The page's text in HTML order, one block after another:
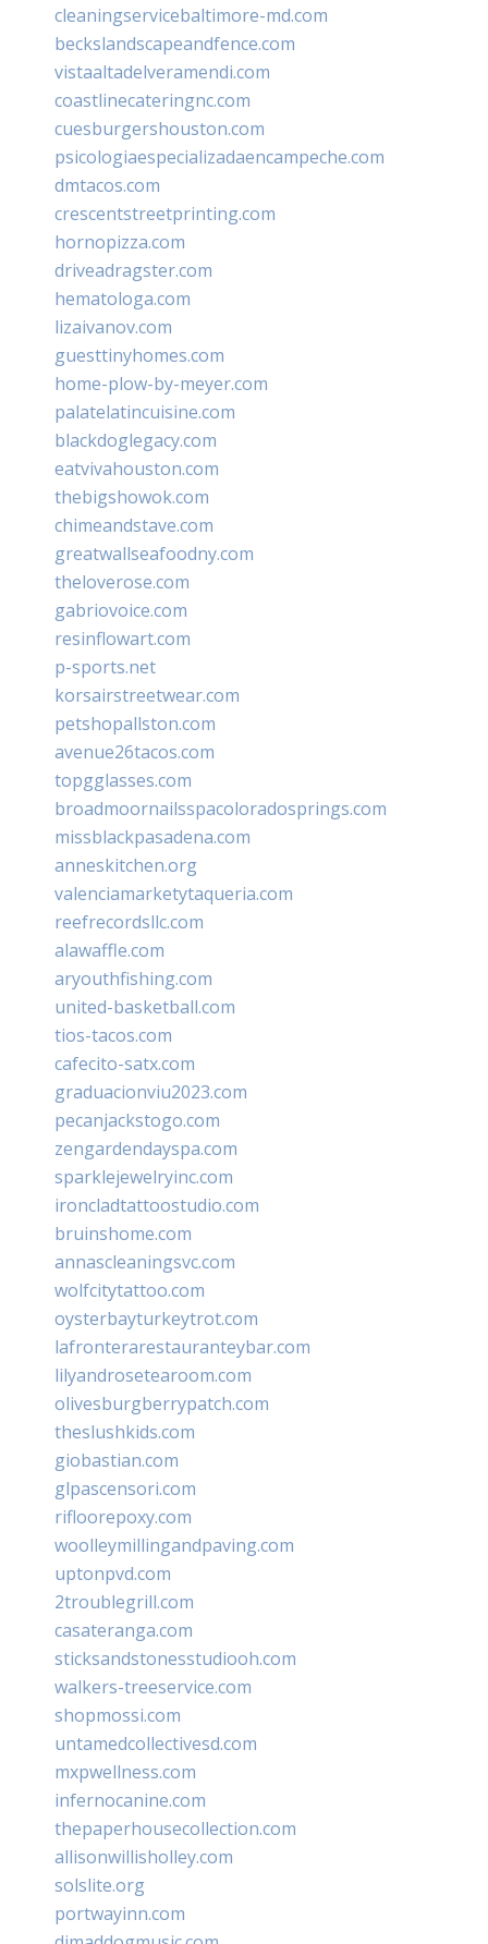
cleaningservicebaltimore-md.com
beckslandscapeandfence.com
vistaaltadelveramendi.com
coastlinecateringnc.com
cuesburgershouston.com
psicologiaespecializadaencampeche.com
dmtacos.com
crescentstreetprinting.com
hornopizza.com
driveadragster.com
hematologa.com
lizaivanov.com
guesttinyhomes.com
home-plow-by-meyer.com
palatelatincuisine.com
blackdoglegacy.com
eatvivahouston.com
thebigshowok.com
chimeandstave.com
greatwallseafoodny.com
theloverose.com
gabriovoice.com
resinflowart.com
p-sports.net
korsairstreetwear.com
petshopallston.com
avenue26tacos.com
topgglasses.com
broadmoornailsspacoloradosprings.com
missblackpasadena.com
anneskitchen.org
valenciamarketytaqueria.com
reefrecordsllc.com
alawaffle.com
aryouthfishing.com
united-basketball.com
tios-tacos.com
cafecito-satx.com
graduacionviu2023.com
pecanjackstogo.com
zengardendayspa.com
sparklejewelryinc.com
ironcladtattoostudio.com
bruinshome.com
annascleaningsvc.com
wolfcitytattoo.com
oysterbayturkeytrot.com
lafronterarestauranteybar.com
lilyandrosetearoom.com
olivesburgberrypatch.com
theslushkids.com
giobastian.com
glpascensori.com
rifloorepoxy.com
woolleymillingandpaving.com
uptonpvd.com
2troublegrill.com
casateranga.com
sticksandstonesstudiooh.com
walkers-treeservice.com
shopmossi.com
untamedcollectivesd.com
mxpwellness.com
infernocanine.com
thepaperhousecollection.com
allisonwillisholley.com
solslite.org
portwayinn.com